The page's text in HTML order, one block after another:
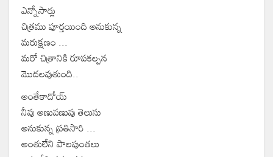
ఎన్నోసార్లు
చిత్రము పూర్తయింది అనుకున్న
మరుక్షణం ...
మరో చిత్రానికి రూపకల్పన
మొదలవుతుంది..
అంతేకాదోయ్
నీవు అణువణువు తెలుసు
అనుకున్న ప్రతిసారి ...
అంతులేని పాలపుంతలు